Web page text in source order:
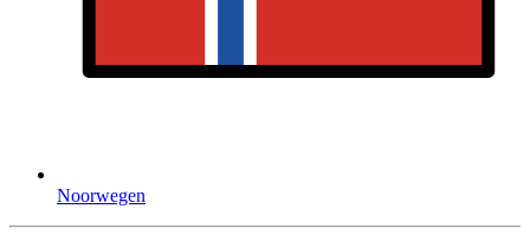
Noorwegen